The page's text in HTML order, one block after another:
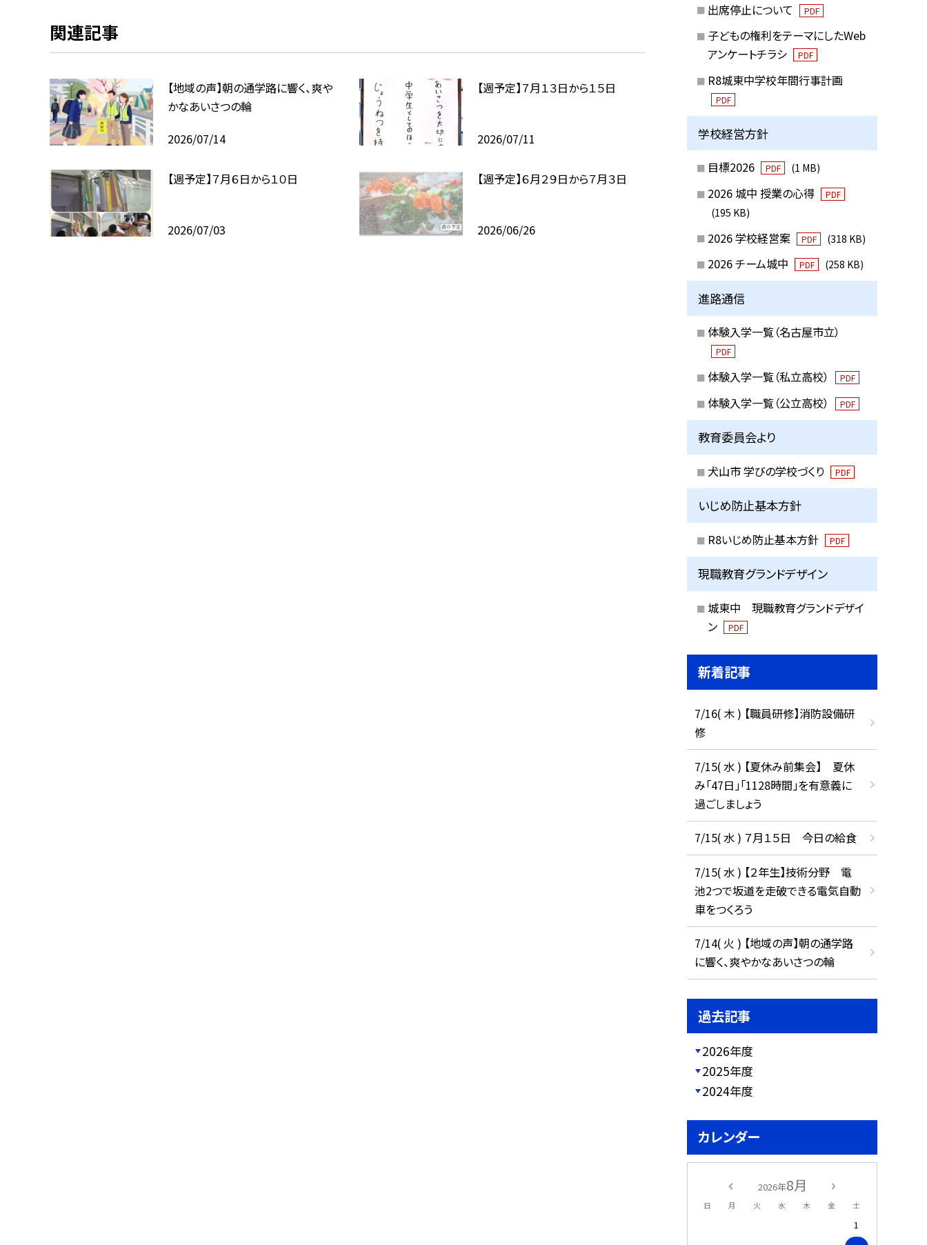
関連記事
【地域の声】朝の通学路に響く、爽や
かなあいさつの輪
2026/07/14
【週予定】７月１３日から１５日
2026/07/11
【週予定】７月６日から１０日
2026/07/03
【週予定】６月２９日から７月３日
2026/06/26
出席停止について PDF
子どもの権利をテーマにしたWeb
アンケートチラシ
PDF
R8城東中学校年間行事計画
PDF
学校経営方針
目標2026 PDF (1 MB)
2026 城中 授業の心得 PDF
(195 KB)
2026 学校経営案 PDF (318 KB)
2026 チーム城中 PDF (258 KB)
進路通信
体験入学一覧（名古屋市立）
PDF
体験入学一覧（私立高校） PDF
体験入学一覧（公立高校） PDF
教育委員会より
犬山市 学びの学校づくり PDF
いじめ防止基本方針
R8いじめ防止基本方針 PDF
現職教育グランドデザイン
城東中 現職教育グランドデザイ
ン
PDF
新着記事
7/16( 木 ) 【職員研修】消防設備研
修
7/15( 水 ) 【夏休み前集会】 夏休
み「47日」「1128時間」を有意義に
過ごしましょう
7/15( 水 ) ７月１５日 今日の給食
7/15( 水 ) 【２年生】技術分野 電
池2つで坂道を走破できる電気自動
車をつくろう
7/14( 火 ) 【地域の声】朝の通学路
に響く、爽やかなあいさつの輪
過去記事
2026年度
2025年度
2024年度
カレンダー
2026年8月
日 月 火 水 木 金 土
1